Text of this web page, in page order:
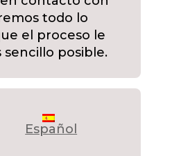
todo lo
el proceso le
sencillo posible.
Español